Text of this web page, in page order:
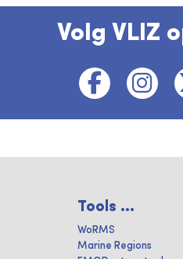
Volg VLIZ
Tools ...
WoRMS
Marine Regions